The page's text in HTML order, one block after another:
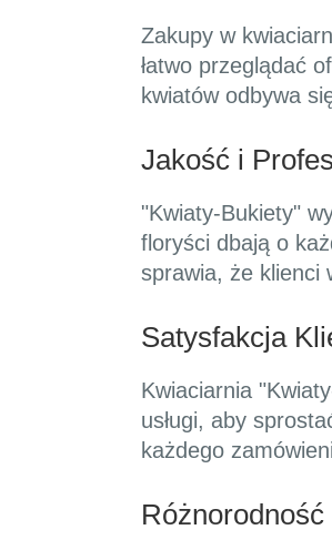
Zakupy w
łatwo przeglądać
kwiatów odbywa
Jakość i
"Kwiaty-Bukiety"
floryści dbają o
sprawia, że klienci
Satysfakcja
Kwiaciarnia
usługi, aby
każdego